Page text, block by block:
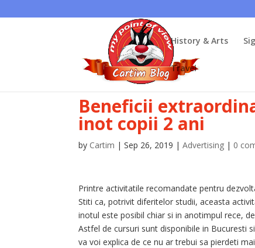
History & Arts
Travel
Beneficii
inot copii 2 ani
by Cartim |Sep 26, 2019 |Advertising | 0
Printre activitatile recomandate pentru
Stiti ca, potrivit diferitelor studii, aceasta
inotul este posibil chiar si in anotimpul rece,
Astfel de cursuri sunt disponibile in Bucuresti
va voi explica de ce nu ar trebui sa pierdeti